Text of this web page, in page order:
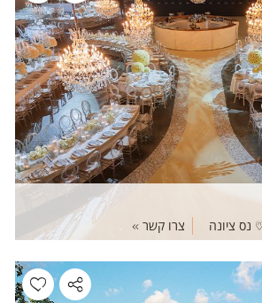
נס ציונה צרו קשר